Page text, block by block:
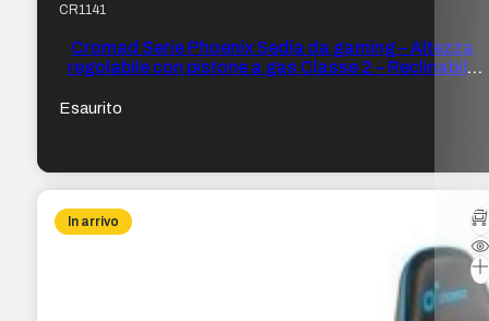
CR1141
Cromad Serie Phoenix Sedia da gaming – Altezza
regolabile con pistone a gas Classe 2 – Reclinabile
Esaurito
In arrivo